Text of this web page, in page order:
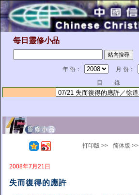
每日靈修小品
年 份：
月 份：
目 錄
打印版 >> 简体版 >>
2008年7月21日
失而復得的應許